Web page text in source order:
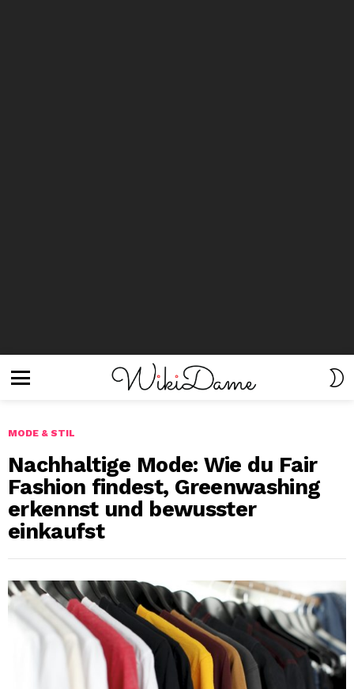
MODE & STIL
Nachhaltige Mode: Wie du Fair
Fashion findest, Greenwashing
erkennst und bewusster
einkaufst